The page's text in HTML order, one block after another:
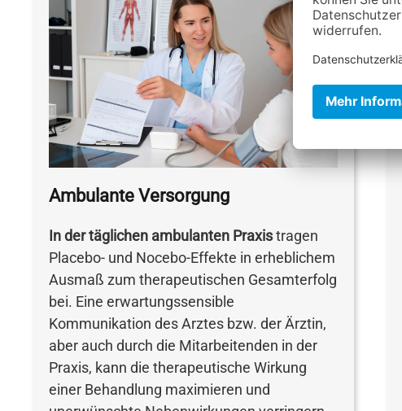
Ambulante Versorgung
In der täglichen ambulanten Praxistragen
Placebo- und Nocebo-Effekte in erheblichem
Ausmaß zum therapeutischen Gesamterfolg
bei. Eine erwartungssensible
Kommunikation des Arztes bzw. der Ärztin,
aber auch durch die Mitarbeitenden in der
Praxis, kann die therapeutische Wirkung
einer Behandlung maximieren und